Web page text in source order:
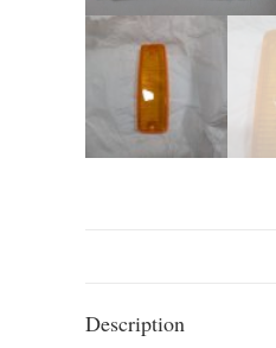
Description